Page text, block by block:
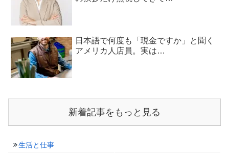
日本語で何度も「現金ですか」と聞く
アメリカ人店員。実は…
新着記事をもっと見る
生活と仕事